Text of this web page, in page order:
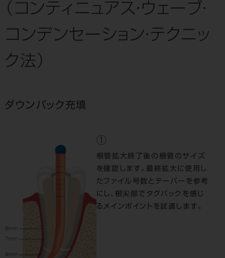
（コンティニュアス・ウェーブ・
コンデンセーション・テクニッ
ク法）
ダウンパック充填
①
根管拡大終了後の根管のサイズ
を確認します。最終拡大に使用し
たファイル号数とテーパーを参考
にし、根尖部でタグバックを感じ
るメインポイントを試適します。